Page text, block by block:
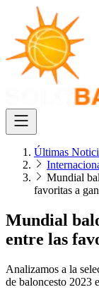
Últimas
Mundial
favoritas a
Mundial
entre las
Analizamos a la
de baloncesto 2023